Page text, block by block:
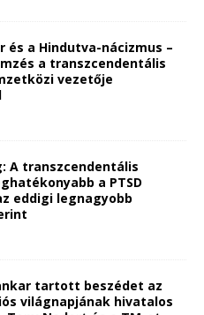
és a Hindutva-nácizmus –
a transzcendentális
vezetője
A transzcendentális
a PTSD
eddigi legnagyobb
tartott beszédet az
világnapjának hivatalos